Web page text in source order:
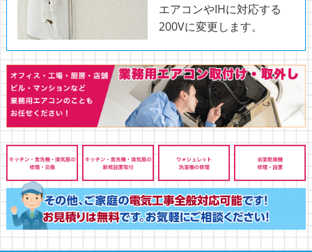
エアコンやIHに対応する
200Vに変更します。